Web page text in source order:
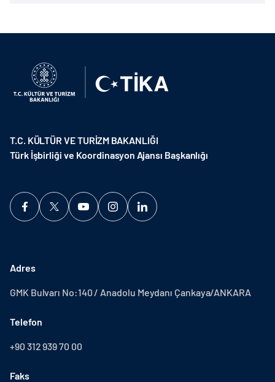
T.C. KÜLTÜR VE TURİZM BAKANLIĞI
Türk İşbirliği ve Koordinasyon Ajansı Başkanlığı
Adres
GMK Bulvarı No:140 / Anadolu Meydanı Çankaya/ANKARA
Telefon
+90 312 939 70 00
Faks